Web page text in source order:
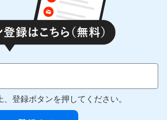
、登録ボタンを押してください。